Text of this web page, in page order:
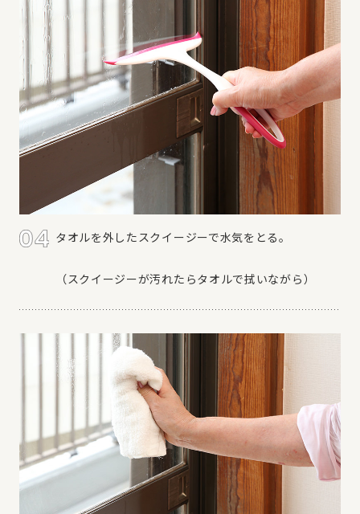
タオルを外したスクイージーで水気をとる。
（スクイージーが汚れたらタオルで拭いながら）